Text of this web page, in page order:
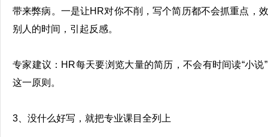
带来弊病。一是让HR对你不削，写个简历都不会抓重点，
别人的时间，引起反感。
专家建议：HR每天要浏览大量的简历，不会有时间读“小
这一原则。
3、没什么好写，就把专业课目全列上